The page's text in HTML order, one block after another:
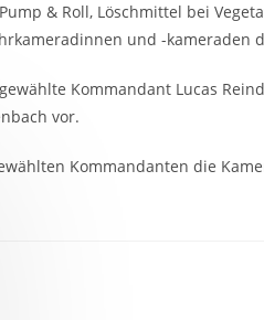
& Roll, Löschmittel bei
und -kameraden
Kommandant Lucas
vor.
Kommandanten die